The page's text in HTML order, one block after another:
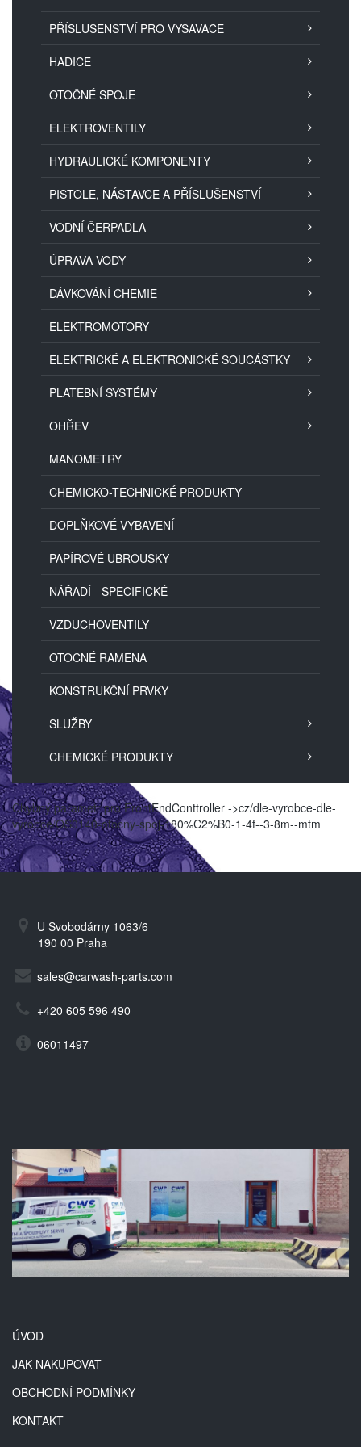
PŘÍSLUŠENSTVÍ PRO VYSAVAČE
HADICE
OTOČNÉ SPOJE
ELEKTROVENTILY
HYDRAULICKÉ KOMPONENTY
PISTOLE, NÁSTAVCE A PŘÍSLUŠENSTVÍ
VODNÍ ČERPADLA
ÚPRAVA VODY
DÁVKOVÁNÍ CHEMIE
ELEKTROMOTORY
ELEKTRICKÉ A ELEKTRONICKÉ SOUČÁSTKY
PLATEBNÍ SYSTÉMY
OHŘEV
MANOMETRY
CHEMICKO-TECHNICKÉ PRODUKTY
DOPLŇKOVÉ VYBAVENÍ
PAPÍROVÉ UBROUSKY
NÁŘADÍ - SPECIFICKÉ
VZDUCHOVENTILY
OTOČNÉ RAMENA
KONSTRUKČNÍ PRVKY
SLUŽBY
CHEMICKÉ PRODUKTY
Chybný parametr pro FrontEndConttroller ->cz/dle-vyrobce-dle-
vyrobce/OS0140-otocny-spoj-180%C2%B0-1-4f--3-8m--mtm
U Svobodárny 1063/6
190 00 Praha
sales@carwash-parts.com
+420 605 596 490
06011497
ÚVOD
JAK NAKUPOVAT
OBCHODNÍ PODMÍNKY
KONTAKT